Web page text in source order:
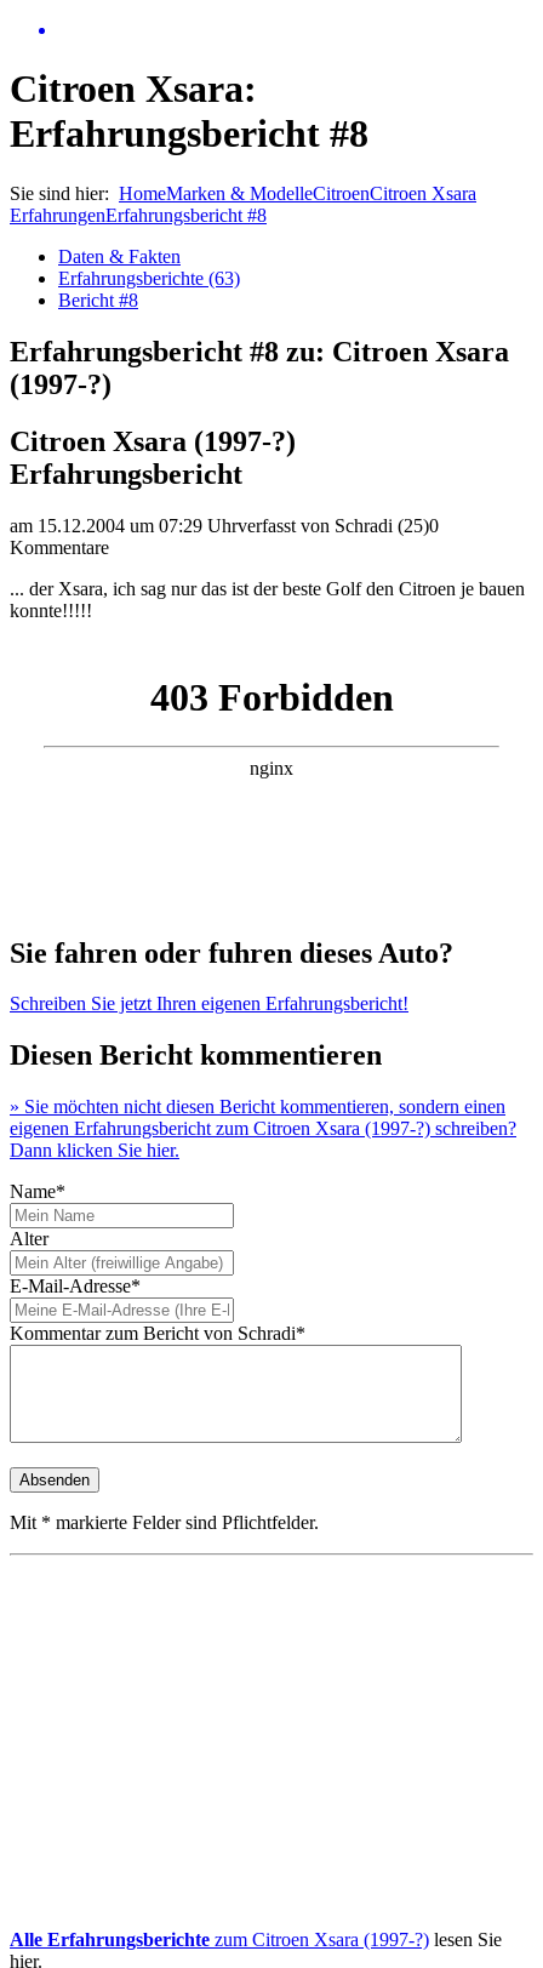
Citroen Xsara:
Erfahrungsbericht #8
Sie sind hier: HomeMarken & ModelleCitroenCitroen Xsara
ErfahrungenErfahrungsbericht #8
Daten & Fakten
Erfahrungsberichte (63)
Bericht #8
Erfahrungsbericht #8 zu: Citroen Xsara
(1997-?)
Citroen Xsara (1997-?)
Erfahrungsbericht
am 15.12.2004 um 07:29 Uhrverfasst von Schradi (25)0
Kommentare
... der Xsara, ich sag nur das ist der beste Golf den Citroen je bauen
konnte!!!!!
Sie fahren oder fuhren dieses Auto?
Schreiben Sie jetzt Ihren eigenen Erfahrungsbericht!
Diesen Bericht kommentieren
» Sie möchten nicht diesen Bericht kommentieren, sondern einen
eigenen Erfahrungsbericht zum Citroen Xsara (1997-?) schreiben?
Dann klicken Sie hier.
Name*
Alter
E-Mail-Adresse*
Kommentar zum Bericht von Schradi*
Mit * markierte Felder sind Pflichtfelder.
Alle Erfahrungsberichte zum Citroen Xsara (1997-?) lesen Sie
hier.